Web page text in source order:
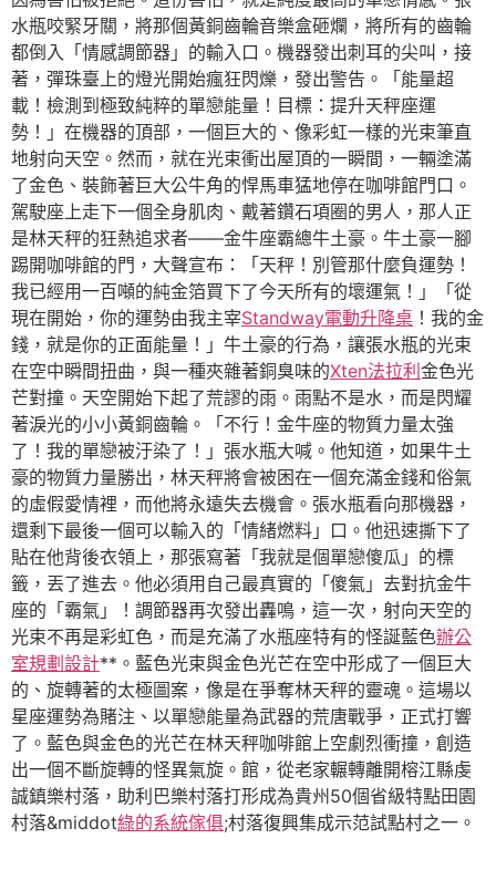
水瓶咬緊牙關，將那個黃銅齒輪音樂盒砸爛，將所有的齒輪
都倒入「情感調節器」的輸入口。機器發出刺耳的尖叫，接
著，彈珠臺上的燈光開始瘋狂閃爍，發出警告。「能量超
載！檢測到極致純粹的單戀能量！目標：提升天秤座運
勢！」在機器的頂部，一個巨大的、像彩虹一樣的光束筆直
地射向天空。然而，就在光束衝出屋頂的一瞬間，一輛塗滿
了金色、裝飾著巨大公牛角的悍馬車猛地停在咖啡館門口。
駕駛座上走下一個全身肌肉、戴著鑽石項圈的男人，那人正
是林天秤的狂熱追求者——金牛座霸總牛土豪。牛土豪一腳
踢開咖啡館的門，大聲宣布：「天秤！別管那什麼負運勢！
我已經用一百噸的純金箔買下了今天所有的壞運氣！」「從
現在開始，你的運勢由我主宰Standway電動升降桌 ！我的金
錢，就是你的正面能量！」牛土豪的行為，讓張水瓶的光束
在空中瞬間扭曲，與一種夾雜著銅臭味的Xten法拉利金色光
芒對撞。天空開始下起了荒謬的雨。雨點不是水，而是閃耀
著淚光的小小黃銅齒輪。「不行！金牛座的物質力量太強
了！我的單戀被汙染了！」張水瓶大喊。他知道，如果牛土
豪的物質力量勝出，林天秤將會被困在一個充滿金錢和俗氣
的虛假愛情裡，而他將永遠失去機會。張水瓶看向那機器，
還剩下最後一個可以輸入的「情緒燃料」口。他迅速撕下了
貼在他背後衣領上，那張寫著「我就是個單戀傻瓜」的標
籤，丟了進去。他必須用自己最真實的「傻氣」去對抗金牛
座的「霸氣」！調節器再次發出轟鳴，這一次，射向天空的
光束不再是彩虹色，而是充滿了水瓶座特有的怪誕藍色辦公
室規劃設計**。藍色光束與金色光芒在空中形成了一個巨大
的、旋轉著的太極圖案，像是在爭奪林天秤的靈魂。這場以
星座運勢為賭注、以單戀能量為武器的荒唐戰爭，正式打響
了。藍色與金色的光芒在林天秤咖啡館上空劇烈衝撞，創造
出一個不斷旋轉的怪異氣旋。館，從老家輾轉離開榕江縣虔
誠鎮樂村落，助利巴樂村落打形成為貴州50個省級特點田園
村落&middot綠的系統傢俱;村落復興集成示范試點村之一。